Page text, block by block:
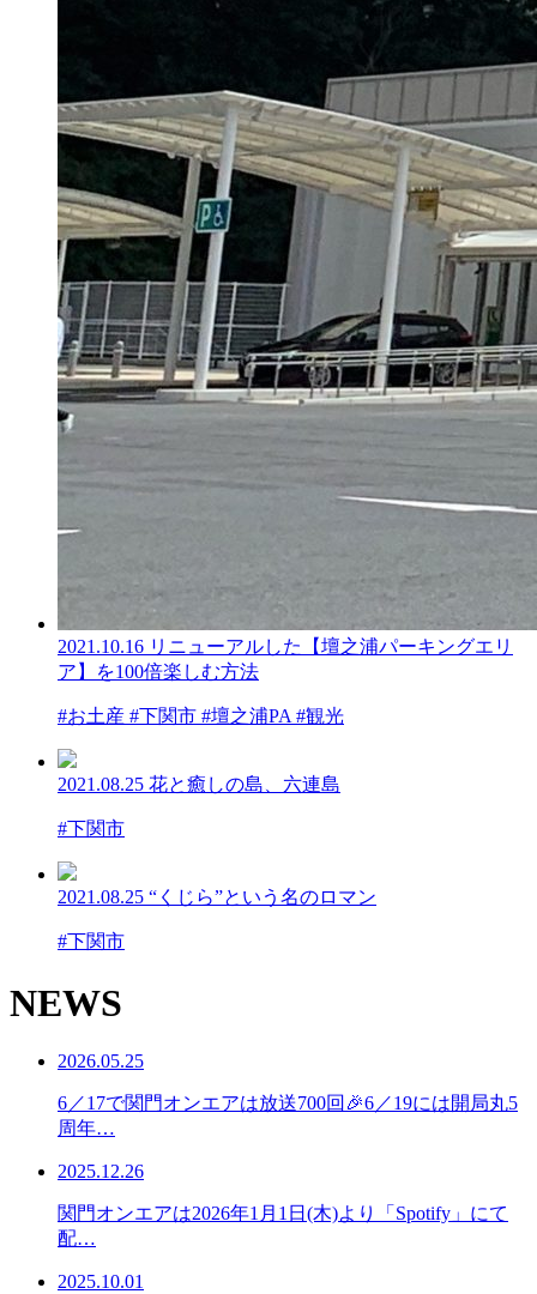
2021.10.16 リニューアルした【壇之浦パーキングエリ
ア】を100倍楽しむ方法
#お土産 #下関市 #壇之浦PA #観光
2021.08.25 花と癒しの島、六連島
#下関市
2021.08.25 “くじら”という名のロマン
#下関市
NEWS
2026.05.25
6／17で関門オンエアは放送700回🎉6／19には開局丸5
周年…
2025.12.26
関門オンエアは2026年1月1日(木)より「Spotify」にて
配…
2025.10.01